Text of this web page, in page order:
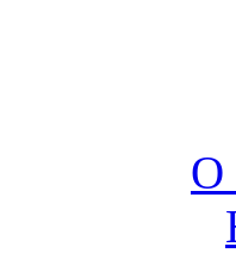
О